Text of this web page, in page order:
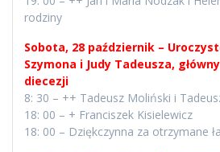
rodziny
Sobota, 28 październik –
Szymona i Judy Tadeusza,
diecezji
8: 30 – ++ Tadeusz Moliński i
18: 00 – + Franciszek Kisielewicz
18: 00 – Dziękczynna za otrzymane